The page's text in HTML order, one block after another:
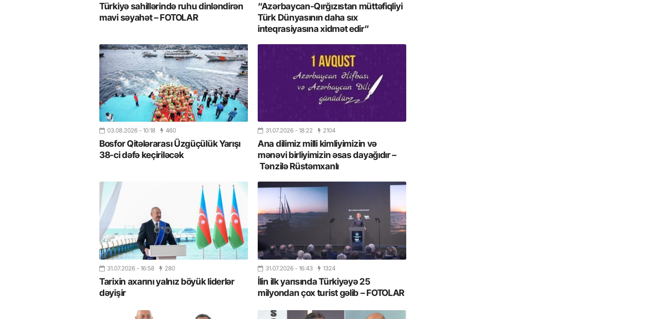
Türkiyə sahillərində ruhu dinləndirən
mavi səyahət – FOTOLAR
“Azərbaycan-Qırğızıstan müttəfiqliyi
Türk Dünyasının daha sıx
inteqrasiyasına xidmət edir”
03.08.2026 - 10:18 460
Bosfor Qitələrarası Üzgüçülük Yarışı
38-ci dəfə keçiriləcək
31.07.2026 - 18:22 2104
Ana dilimiz milli kimliyimizin və
mənəvi birliyimizin əsas dayağıdır –
Tənzilə Rüstəmxanlı
31.07.2026 - 16:58 280
Tarixin axarını yalnız böyük liderlər
dəyişir
31.07.2026 - 16:43 1324
İlin ilk yarısında Türkiyəyə 25
milyondan çox turist gəlib – FOTOLAR